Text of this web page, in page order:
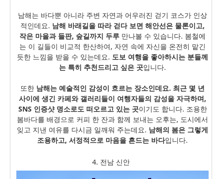
남해는 바다뿐 아니라 주변 자연과 어우러진 걷기 코스가 인상
적인데요. 남해 바래길을 따라 걷다 보면 해안선은 물론이고,
작은 마을과 들판, 숲길까지 두루 만나볼 수 있습니다. 봄철에
는 이 길들이 비교적 한산하여, 자연 속에 자신을 온전히 맡긴
듯한 느낌을 받을 수 있는데요. 도보 여행을 좋아하시는 분들께
는 특히 추천드리고 싶은 곳입니다.
또한 남해는 예술적인 감성이 흐르는 장소인데요. 최근 몇 년
사이에 생긴 카페와 갤러리들이 여행자들의 감성을 자극하며,
SNS 인증샷 명소로도 떠오르고 있는 곳이기도 합니다. 조용한
봄바다를 배경으로 커피 한 잔과 함께 보내는 오후는, 도시에서
잊고 지낸 여유를 다시금 일깨워 주는데요. 남해의 봄은 그렇게
조용하고, 서정적으로 마음을 흔드는 바다입니다.
4. 전남 신안